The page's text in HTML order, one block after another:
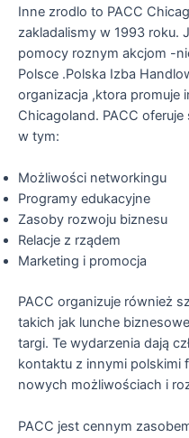
Inne zrodlo to PACC
zakladalismy w 1993 roku.
pomocy roznym akcjom -
Polsce .Polska Izba
organizacja ,ktora promuje
Chicagoland. PACC oferuje
w tym:
Możliwości networkingu
Programy edukacyjne
Zasoby rozwoju biznesu
Relacje z rządem
Marketing i promocja
PACC organizuje również
takich jak lunche
targi. Te wydarzenia dają
kontaktu z innymi polskimi
nowych możliwościach i
PACC jest cennym